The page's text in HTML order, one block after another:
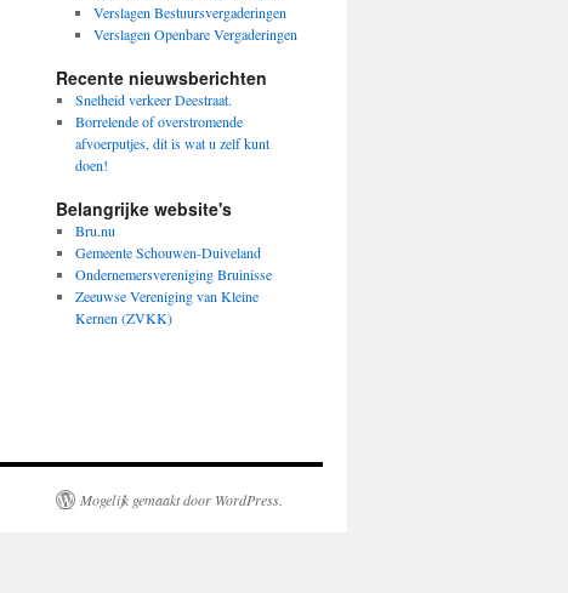
Verslagen Bestuursvergaderingen
Verslagen Openbare Vergaderingen
Recente nieuwsberichten
Snelheid verkeer Deestraat.
Borrelende of overstromende
afvoerputjes, dit is wat u zelf kunt
doen!
Belangrijke website's
Bru.nu
Gemeente Schouwen-Duiveland
Ondernemersvereniging Bruinisse
Zeeuwse Vereniging van Kleine
Kernen (ZVKK)
Mogelijk gemaakt door WordPress.